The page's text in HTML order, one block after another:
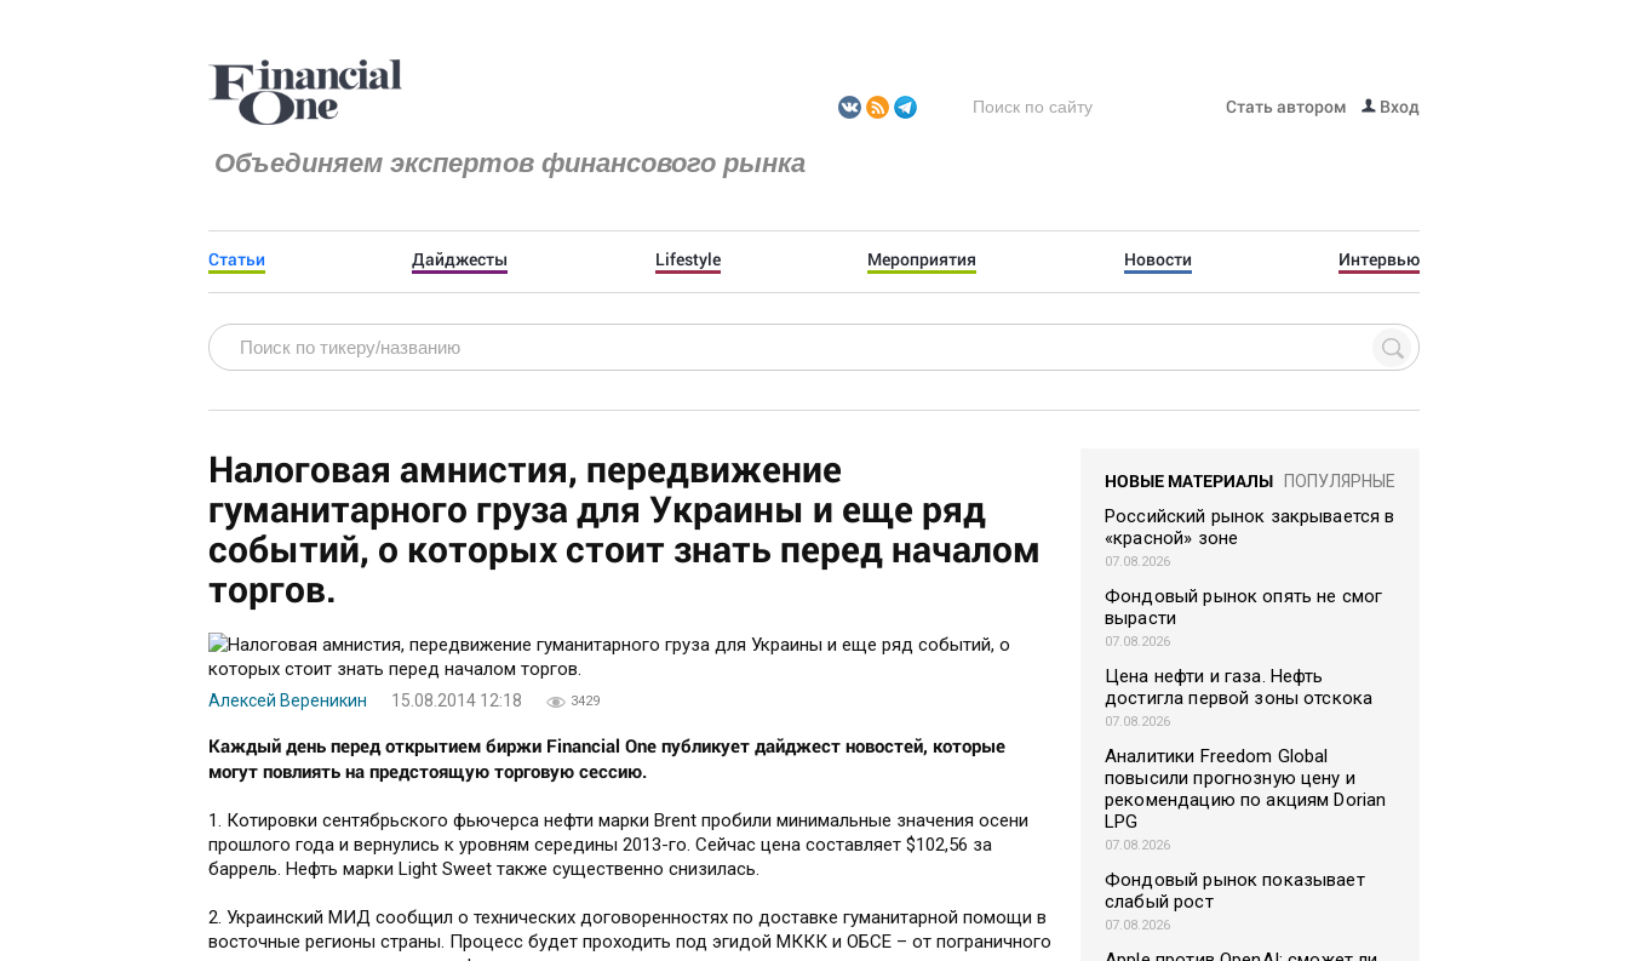
Объединяем экспертов финансового рынка
Стать автором Вход
Статьи Дайджесты Lifestyle Мероприятия Новости Интервью
Налоговая амнистия, передвижение
гуманитарного груза для Украины и еще ряд
событий, о которых стоит знать перед началом
торгов.
Алексей Вереникин 15.08.2014 12:18 3429
Каждый день перед открытием биржи Financial One публикует дайджест новостей, которые
могут повлиять на предстоящую торговую сессию.
1. Котировки сентябрьского фьючерса нефти марки Brent пробили минимальные значения осени
прошлого года и вернулись к уровням середины 2013-го. Сейчас цена составляет $102,56 за
баррель. Нефть марки Light Sweet также существенно снизилась.
2. Украинский МИД сообщил о технических договоренностях по доставке гуманитарной помощи в
восточные регионы страны. Процесс будет проходить под эгидой МККК и ОБСЕ – от пограничного
НОВЫЕ МАТЕРИАЛЫ ПОПУЛЯРНЫЕ
Российский рынок закрывается в
«красной» зоне
07.08.2026
Фондовый рынок опять не смог
вырасти
07.08.2026
Цена нефти и газа. Нефть
достигла первой зоны отскока
07.08.2026
Аналитики Freedom Global
повысили прогнозную цену и
рекомендацию по акциям Dorian
LPG
07.08.2026
Фондовый рынок показывает
слабый рост
07.08.2026